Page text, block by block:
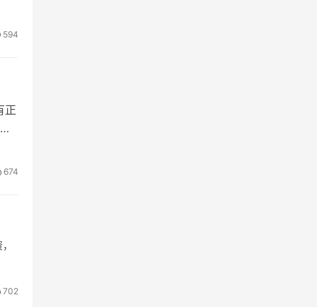
594
正
674
702